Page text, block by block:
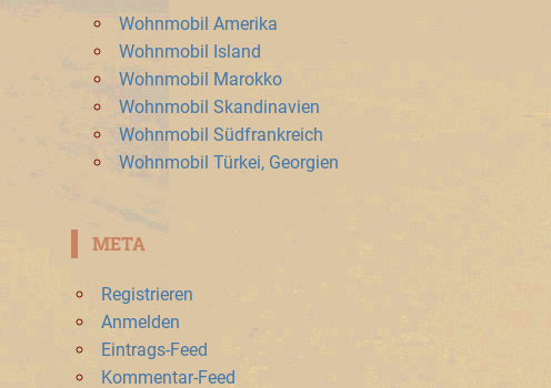
Wohnmobil Amerika
Wohnmobil Island
Wohnmobil Marokko
Wohnmobil Skandinavien
Wohnmobil Südfrankreich
Wohnmobil Türkei, Georgien
META
Registrieren
Anmelden
Eintrags-Feed
Kommentar-Feed